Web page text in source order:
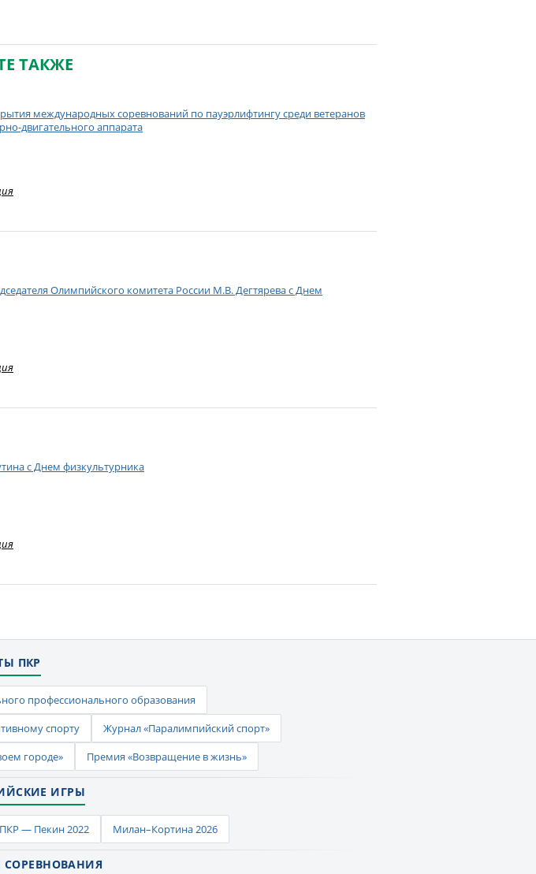
ТАКЖЕ
международных соревнований по пауэрлифтингу среди ветеранов
двигательного аппарата
Олимпийского комитета России М.В. Дегтярева с Днем
с Днем физкультурника
ПКР
профессионального образования
спорту
Журнал «Паралимпийский спорт»
городе»
Премия «Возвращение в жизнь»
ИГРЫ
— Пекин 2022 Милан–Кортина 2026